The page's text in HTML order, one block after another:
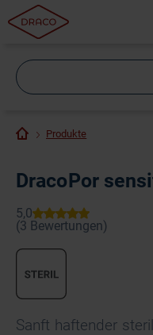
Produkte
DracoPor
Sanft haftender